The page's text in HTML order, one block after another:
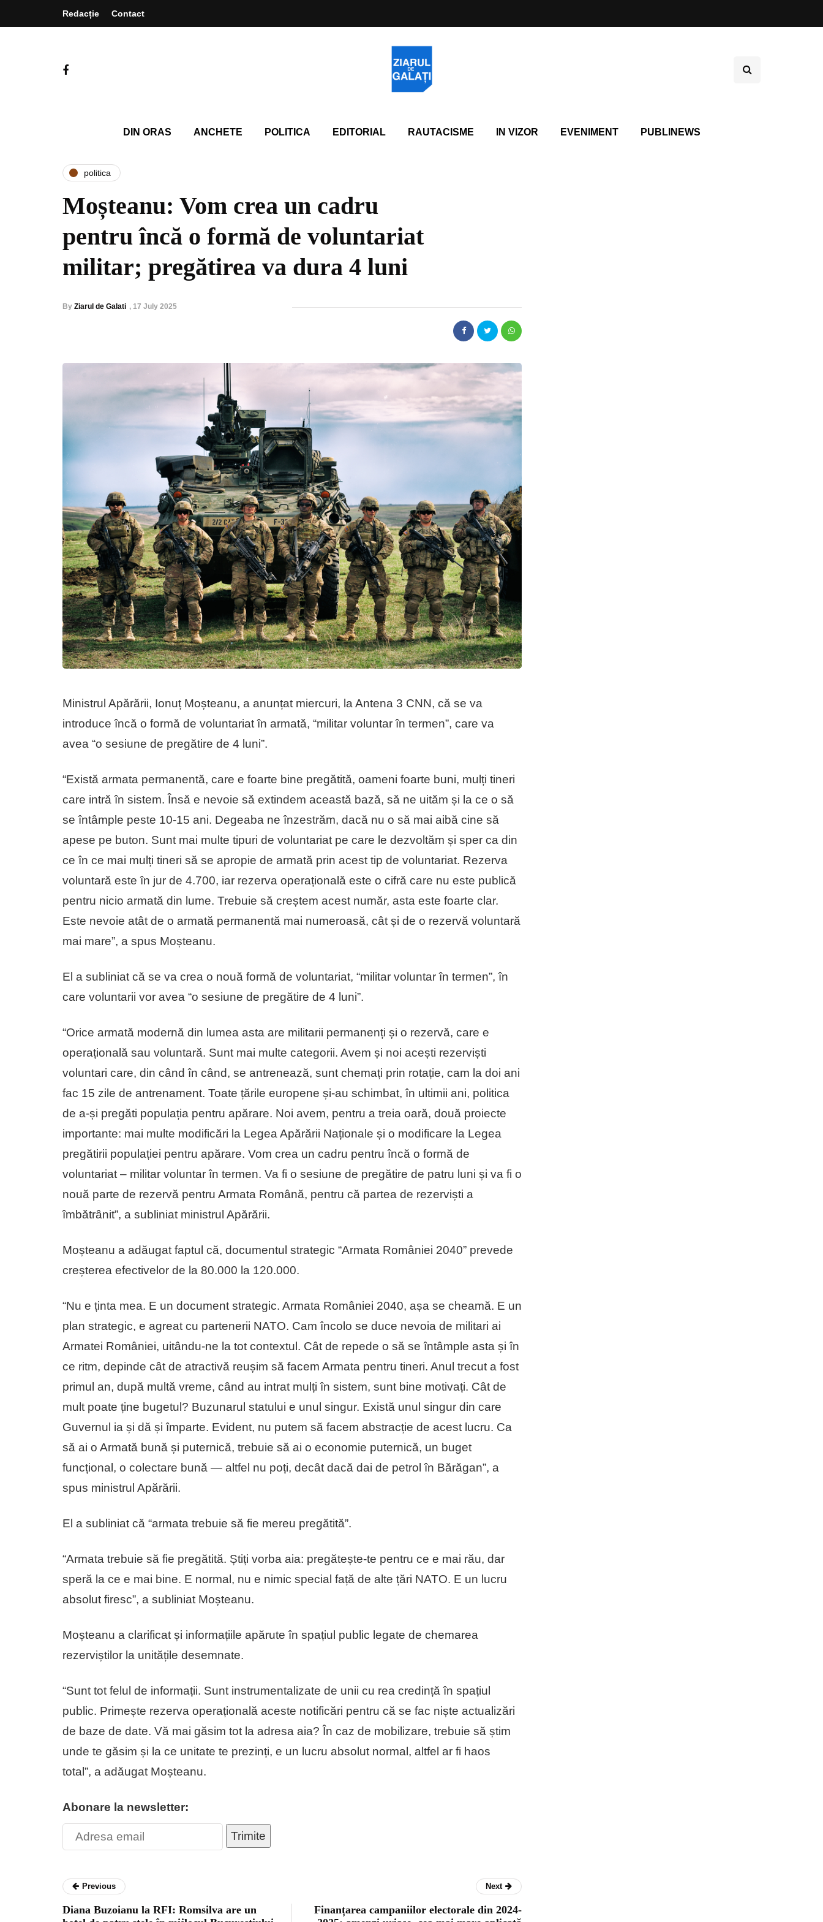
Redacție Contact
DIN ORAS ANCHETE POLITICA EDITORIAL RAUTACISME IN VIZOR EVENIMENT PUBLINEWS
politica
Moșteanu: Vom crea un cadru
pentru încă o formă de voluntariat
militar; pregătirea va dura 4 luni
By Ziarul de Galati , 17 July 2025
Ministrul Apărării, Ionuț Moșteanu, a anunțat miercuri, la Antena 3 CNN, că se va
introduce încă o formă de voluntariat în armată, “militar voluntar în termen”, care va
avea “o sesiune de pregătire de 4 luni”.
“Există armata permanentă, care e foarte bine pregătită, oameni foarte buni, mulți tineri
care intră în sistem. Însă e nevoie să extindem această bază, să ne uităm și la ce o să
se întâmple peste 10-15 ani. Degeaba ne înzestrăm, dacă nu o să mai aibă cine să
apese pe buton. Sunt mai multe tipuri de voluntariat pe care le dezvoltăm și sper ca din
ce în ce mai mulți tineri să se apropie de armată prin acest tip de voluntariat. Rezerva
voluntară este în jur de 4.700, iar rezerva operațională este o cifră care nu este publică
pentru nicio armată din lume. Trebuie să creștem acest număr, asta este foarte clar.
Este nevoie atât de o armată permanentă mai numeroasă, cât și de o rezervă voluntară
mai mare”, a spus Moșteanu.
El a subliniat că se va crea o nouă formă de voluntariat, “militar voluntar în termen”, în
care voluntarii vor avea “o sesiune de pregătire de 4 luni”.
“Orice armată modernă din lumea asta are militarii permanenți și o rezervă, care e
operațională sau voluntară. Sunt mai multe categorii. Avem și noi acești rezerviști
voluntari care, din când în când, se antrenează, sunt chemați prin rotație, cam la doi ani
fac 15 zile de antrenament. Toate țările europene și-au schimbat, în ultimii ani, politica
de a-și pregăti populația pentru apărare. Noi avem, pentru a treia oară, două proiecte
importante: mai multe modificări la Legea Apărării Naționale și o modificare la Legea
pregătirii populației pentru apărare. Vom crea un cadru pentru încă o formă de
voluntariat – militar voluntar în termen. Va fi o sesiune de pregătire de patru luni și va fi o
nouă parte de rezervă pentru Armata Română, pentru că partea de rezerviști a
îmbătrânit”, a subliniat ministrul Apărării.
Moșteanu a adăugat faptul că, documentul strategic “Armata României 2040” prevede
creșterea efectivelor de la 80.000 la 120.000.
“Nu e ținta mea. E un document strategic. Armata României 2040, așa se cheamă. E un
plan strategic, e agreat cu partenerii NATO. Cam încolo se duce nevoia de militari ai
Armatei României, uitându-ne la tot contextul. Cât de repede o să se întâmple asta și în
ce ritm, depinde cât de atractivă reușim să facem Armata pentru tineri. Anul trecut a fost
primul an, după multă vreme, când au intrat mulți în sistem, sunt bine motivați. Cât de
mult poate ține bugetul? Buzunarul statului e unul singur. Există unul singur din care
Guvernul ia și dă și împarte. Evident, nu putem să facem abstracție de acest lucru. Ca
să ai o Armată bună și puternică, trebuie să ai o economie puternică, un buget
funcțional, o colectare bună — altfel nu poți, decât dacă dai de petrol în Bărăgan”, a
spus ministrul Apărării.
El a subliniat că “armata trebuie să fie mereu pregătită”.
“Armata trebuie să fie pregătită. Știți vorba aia: pregătește-te pentru ce e mai rău, dar
speră la ce e mai bine. E normal, nu e nimic special față de alte țări NATO. E un lucru
absolut firesc”, a subliniat Moșteanu.
Moșteanu a clarificat și informațiile apărute în spațiul public legate de chemarea
rezerviștilor la unitățile desemnate.
“Sunt tot felul de informații. Sunt instrumentalizate de unii cu rea credință în spațiul
public. Primește rezerva operațională aceste notificări pentru că se fac niște actualizări
de baze de date. Vă mai găsim tot la adresa aia? În caz de mobilizare, trebuie să știm
unde te găsim și la ce unitate te prezinți, e un lucru absolut normal, altfel ar fi haos
total”, a adăugat Moșteanu.
Abonare la newsletter:
Trimite
Previous
Diana Buzoianu la RFI: Romsilva are un
Next
Finanțarea campaniilor electorale din 2024-